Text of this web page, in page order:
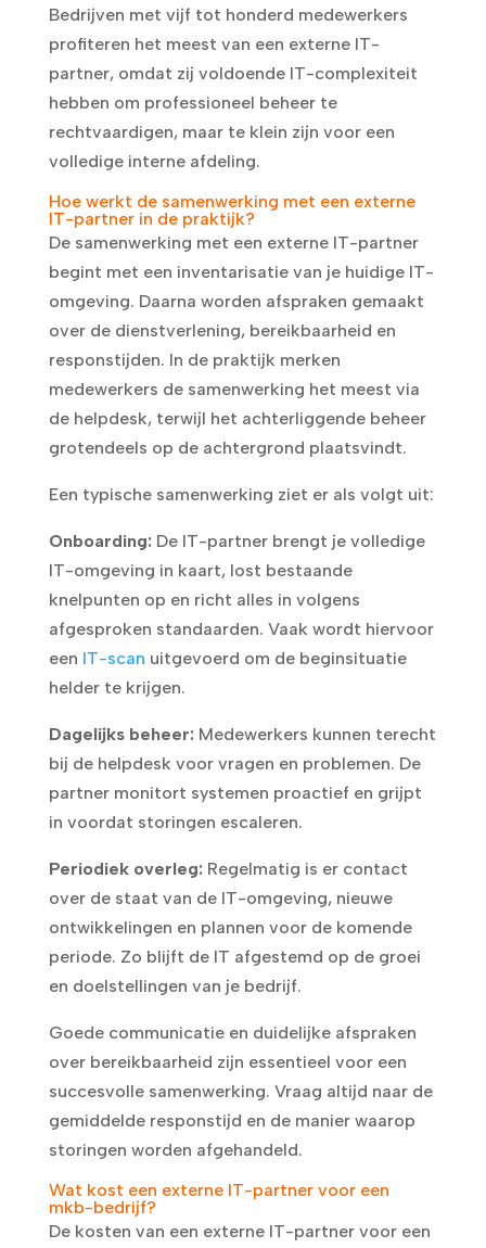
Bedrijven met vijf tot honderd medewerkers
profiteren het meest van een externe IT-
partner, omdat zij voldoende IT-complexiteit
hebben om professioneel beheer te
rechtvaardigen, maar te klein zijn voor een
volledige interne afdeling.
Hoe werkt de samenwerking met een externe
IT-partner in de praktijk?
De samenwerking met een externe IT-partner
begint met een inventarisatie van je huidige IT-
omgeving. Daarna worden afspraken gemaakt
over de dienstverlening, bereikbaarheid en
responstijden. In de praktijk merken
medewerkers de samenwerking het meest via
de helpdesk, terwijl het achterliggende beheer
grotendeels op de achtergrond plaatsvindt.
Een typische samenwerking ziet er als volgt uit:
Onboarding: De IT-partner brengt je volledige
IT-omgeving in kaart, lost bestaande
knelpunten op en richt alles in volgens
afgesproken standaarden. Vaak wordt hiervoor
een IT-scan uitgevoerd om de beginsituatie
helder te krijgen.
Dagelijks beheer: Medewerkers kunnen terecht
bij de helpdesk voor vragen en problemen. De
partner monitort systemen proactief en grijpt
in voordat storingen escaleren.
Periodiek overleg: Regelmatig is er contact
over de staat van de IT-omgeving, nieuwe
ontwikkelingen en plannen voor de komende
periode. Zo blijft de IT afgestemd op de groei
en doelstellingen van je bedrijf.
Goede communicatie en duidelijke afspraken
over bereikbaarheid zijn essentieel voor een
succesvolle samenwerking. Vraag altijd naar de
gemiddelde responstijd en de manier waarop
storingen worden afgehandeld.
Wat kost een externe IT-partner voor een
mkb-bedrijf?
De kosten van een externe IT-partner voor een